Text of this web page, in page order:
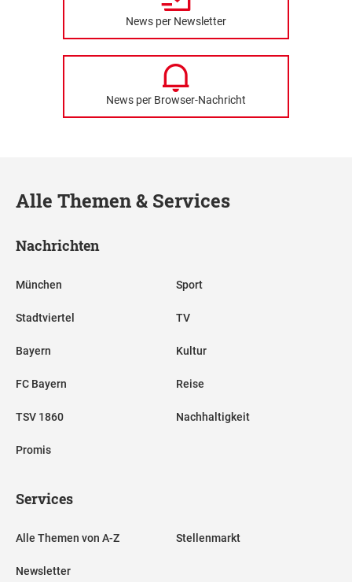
News per Newsletter
News per Browser-Nachricht
Alle Themen & Services
Nachrichten
München
Stadtviertel
Bayern
FC Bayern
TSV 1860
Promis
Sport
TV
Kultur
Reise
Nachhaltigkeit
Services
Alle Themen von A-Z
Newsletter
Stellenmarkt